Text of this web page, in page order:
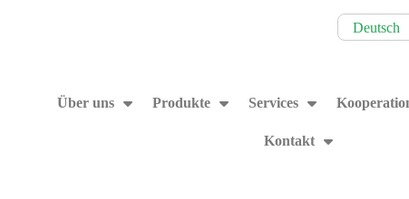
Deutsch
Über uns Produkte Services
Kontakt